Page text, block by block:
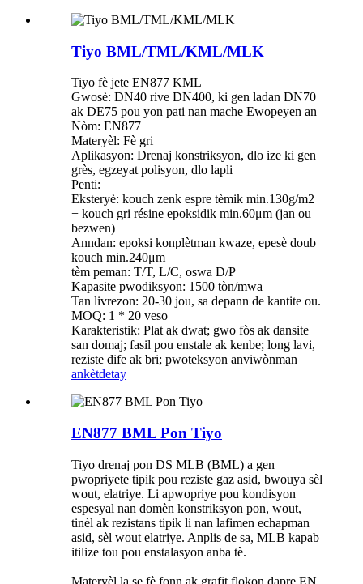
Tiyo BML/TML/KML/MLK
Tiyo fè jete EN877 KML
Gwosè: DN40 rive DN400, ki gen ladan DN70
ak DE75 pou yon pati nan mache Ewopeyen an
Nòm: EN877
Materyèl: Fè gri
Aplikasyon: Drenaj konstriksyon, dlo ize ki gen
grès, egzeyat polisyon, dlo lapli
Penti:
Eksteryè: kouch zenk espre tèmik min.130g/m2
+ kouch gri résine epoksidik min.60μm (jan ou
bezwen)
Anndan: epoksi konplètman kwaze, epesè doub
kouch min.240μm
tèm peman: T/T, L/C, oswa D/P
Kapasite pwodiksyon: 1500 tòn/mwa
Tan livrezon: 20-30 jou, sa depann de kantite ou.
MOQ: 1 * 20 veso
Karakteristik: Plat ak dwat; gwo fòs ak dansite
san domaj; fasil pou enstale ak kenbe; long lavi,
reziste dife ak bri; pwoteksyon anviwònman
ankètdetay
EN877 BML Pon Tiyo
Tiyo drenaj pon DS MLB (BML) a gen
pwopriyete tipik pou reziste gaz asid, bwouya sèl
wout, elatriye. Li apwopriye pou kondisyon
espesyal nan domèn konstriksyon pon, wout,
tinèl ak rezistans tipik li nan lafimen echapman
asid, sèl wout elatriye. Anplis de sa, MLB kapab
itilize tou pou enstalasyon anba tè.
Materyèl la se fè fonn ak grafit flokon dapre EN